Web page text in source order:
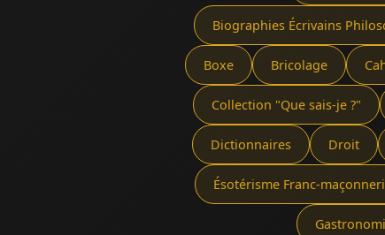
Biographies Écrivains
Boxe Bricolage
Collection "Que sais-je ?"
Dictionnaires Droit
Ésotérisme Franc-